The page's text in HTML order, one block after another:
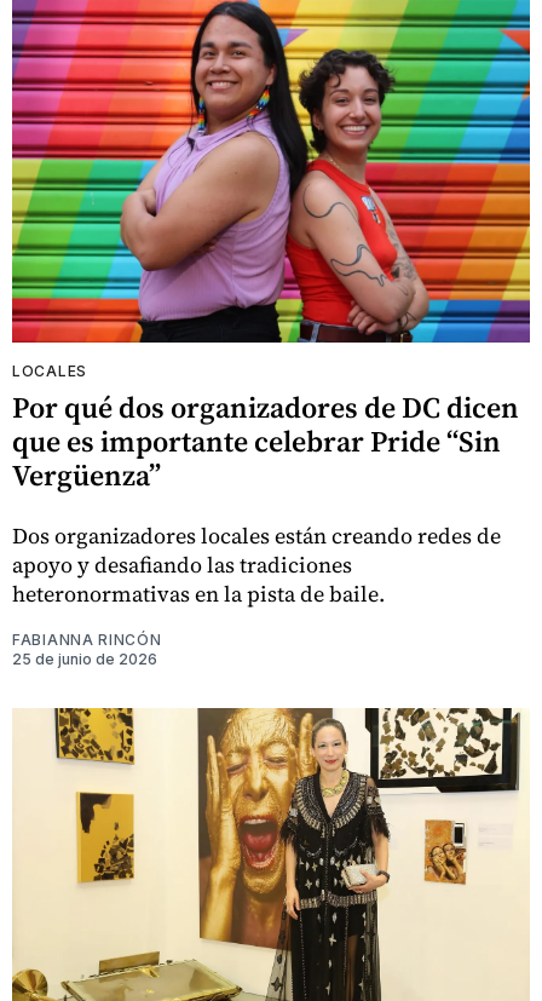
LOCALES
Por qué dos organizadores de DC dicen
que es importante celebrar Pride “Sin
Vergüenza”
Dos organizadores locales están creando redes de
apoyo y desafiando las tradiciones
heteronormativas en la pista de baile.
FABIANNA RINCÓN
25 de junio de 2026